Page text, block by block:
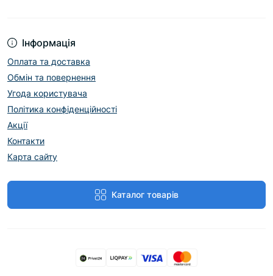
Інформація
Оплата та доставка
Обмін та повернення
Угода користувача
Політика конфіденційності
Акції
Контакти
Карта сайту
Каталог товарів